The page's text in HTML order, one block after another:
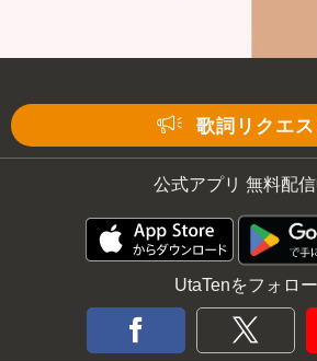
歌詞リクエス
公式アプリ 無料配
UtaTenをフォロー